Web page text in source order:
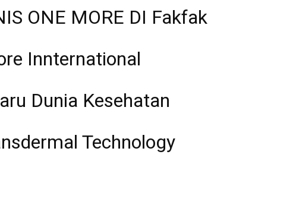
ONE MORE DI Fakfak
Innternational
Dunia Kesehatan
Technology